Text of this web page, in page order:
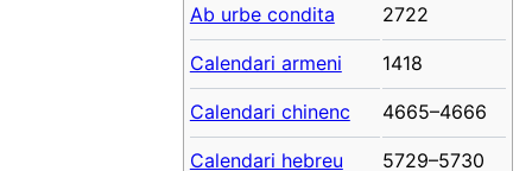
Ab urbe condita 2722
Calendari armeni 1418
Calendari chinenc 4665–4666
Calendari hebreu 5729–5730